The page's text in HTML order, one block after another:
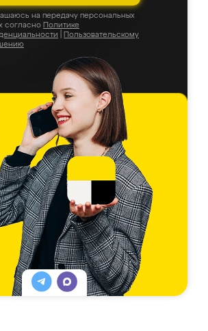
на передачу персональных
согласно Политике
Пользовательскому